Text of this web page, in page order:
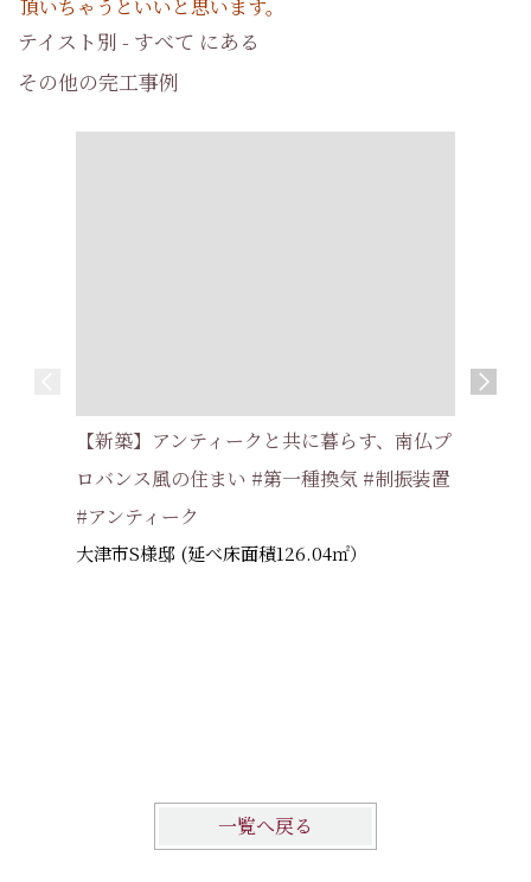
頂いちゃうといいと思います。
テイスト別 - すべて にある
その他の完工事例
【新築】アンティークと共に暮らす、南仏プ
ロバンス風の住まい #第一種換気 #制振装置
#アンティーク
大津市S様邸 (延べ床面積126.04㎡）
一覧へ戻る